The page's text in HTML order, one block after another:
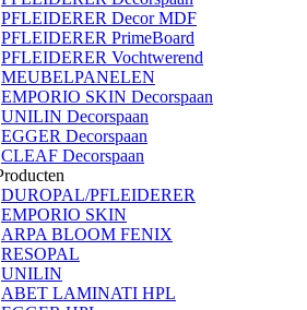
PFLEIDERER Decor MDF
PFLEIDERER PrimeBoard
PFLEIDERER Vochtwerend
MEUBELPANELEN
EMPORIO SKIN Decorspaan
UNILIN Decorspaan
EGGER Decorspaan
CLEAF Decorspaan
DUROPAL/PFLEIDERER
EMPORIO SKIN
ARPA BLOOM FENIX
RESOPAL
UNILIN
ABET LAMINATI HPL